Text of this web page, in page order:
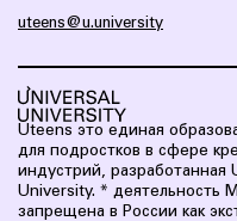
uteens@u.university
Uteens это eдиная
для подростков в сфере
индустрий, разработанная
University. * деятельность
запрещена в России как